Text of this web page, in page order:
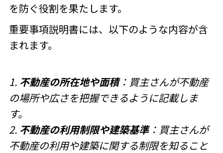
を防ぐ役割を果たします。
重要事項説明書には、以下のような内容が含
まれます。
1. 不動産の所在地や面積：買主さんが不動産
の場所や広さを把握できるように記載しま
す。
2. 不動産の利用制限や建築基準：買主さんが
不動産の利用や建築に関する制限を知ること